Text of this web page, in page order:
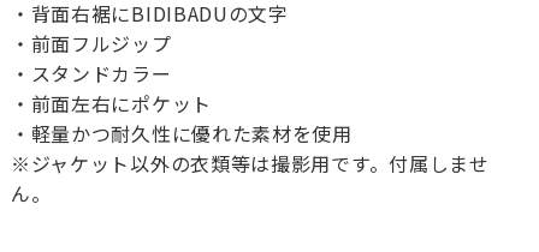
・背面右裾にBIDIBADUの文字
・前面フルジップ
・スタンドカラー
・前面左右にポケット
・軽量かつ耐久性に優れた素材を使用
※ジャケット以外の衣類等は撮影用です。付属しませ
ん。